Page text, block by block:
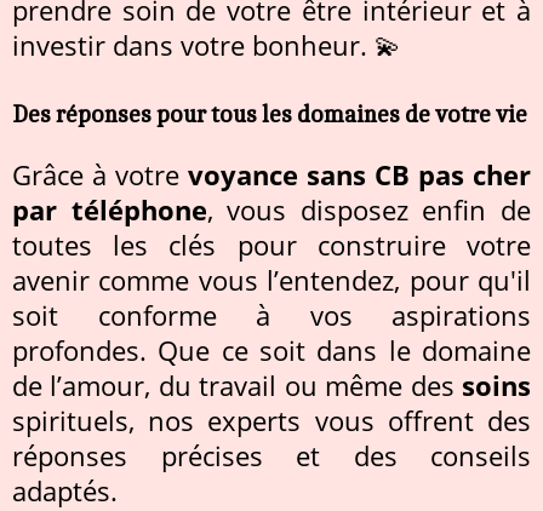
prendre soin de votre être intérieur et à
investir dans votre bonheur. 💫
Des réponses pour tous les domaines de votre vie
Grâce à votre voyance sans CB pas cher
par téléphone, vous disposez enfin de
toutes les clés pour construire votre
avenir comme vous l’entendez, pour qu'il
soit conforme à vos aspirations
profondes. Que ce soit dans le domaine
de l’amour, du travail ou même des soins
spirituels, nos experts vous offrent des
réponses précises et des conseils
adaptés.